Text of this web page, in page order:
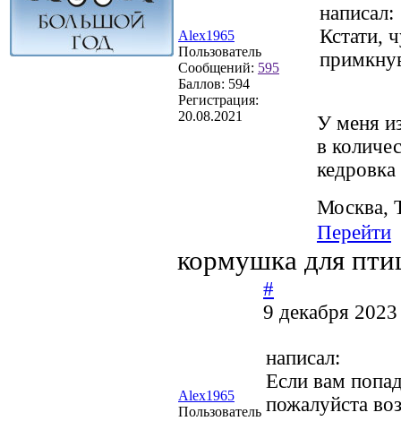
Alex1965
Пользователь
Сообщений: 595
Баллов: 594
Регистрация:
20.08.2021
написал:
Кстати,
У меня
в
Москва,
Перейти
кормушка для
Alex1965
Пользователь
#
9 декабря
написал:
Если вам
пожалуйста